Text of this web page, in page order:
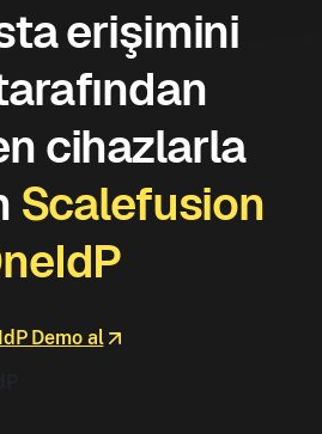
erişimini
cihazlarla
Scalefusion
Demo al